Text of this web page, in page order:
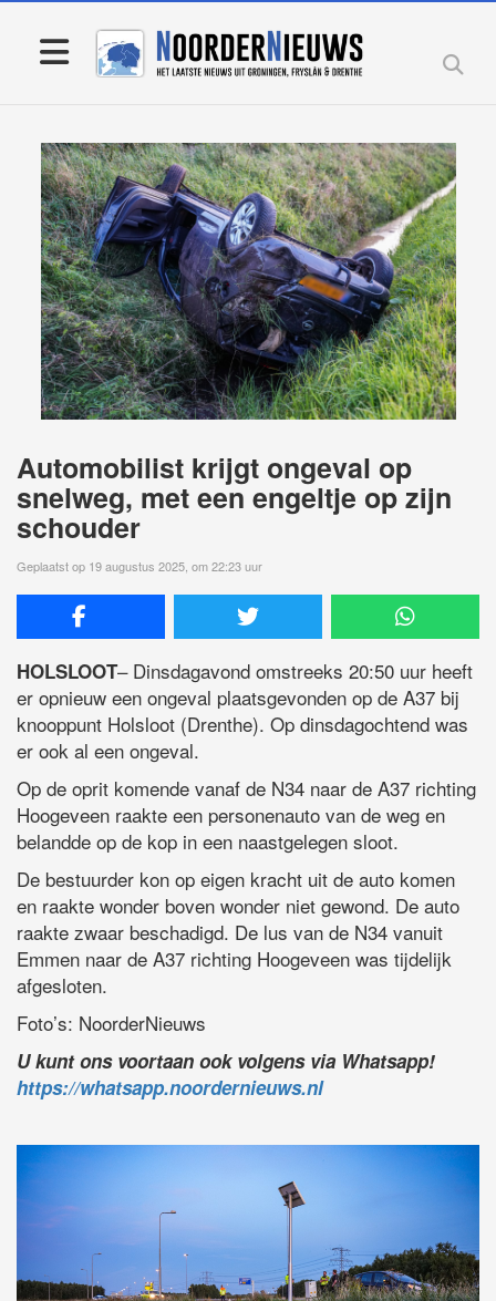
Automobilist krijgt ongeval op
snelweg, met een engeltje op zijn
schouder
Geplaatst op 19 augustus 2025, om 22:23 uur
HOLSLOOT– Dinsdagavond omstreeks 20:50 uur heeft
er opnieuw een ongeval plaatsgevonden op de A37 bij
knooppunt Holsloot (Drenthe). Op dinsdagochtend was
er ook al een ongeval.
Op de oprit komende vanaf de N34 naar de A37 richting
Hoogeveen raakte een personenauto van de weg en
belandde op de kop in een naastgelegen sloot.
De bestuurder kon op eigen kracht uit de auto komen
en raakte wonder boven wonder niet gewond. De auto
raakte zwaar beschadigd. De lus van de N34 vanuit
Emmen naar de A37 richting Hoogeveen was tijdelijk
afgesloten.
Foto’s: NoorderNieuws
U kunt ons voortaan ook volgens via Whatsapp!
https://whatsapp.noordernieuws.nl